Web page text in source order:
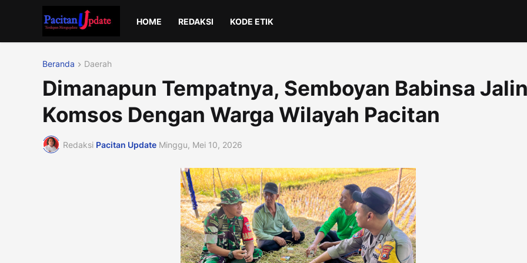
HOME REDAKSI KODE ETIK
Beranda Daerah
Dimanapun Tempatnya, Semboyan Babinsa
Komsos Dengan Warga Wilayah Pacitan
Redaksi Pacitan Update Minggu, Mei 10, 2026